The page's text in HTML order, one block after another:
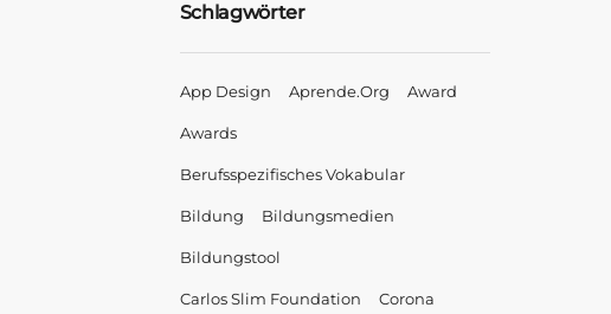
Schlagwörter
App Design Aprende.org Award
Awards
Berufsspezifisches Vokabular
Bildung Bildungsmedien
Bildungstool
Carlos Slim Foundation Corona